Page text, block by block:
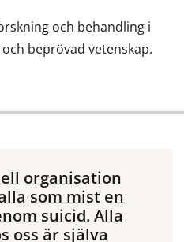
och behandling i
beprövad vetenskap.
organisation
som mist en
suicid. Alla
oss är själva